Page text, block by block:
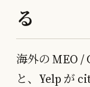
る
海外の MEO /
と、Yelp が